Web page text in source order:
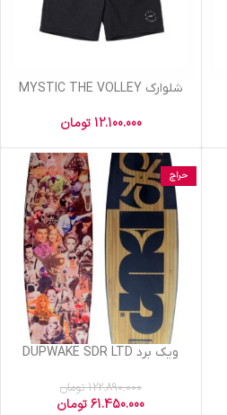
شلوارک MYSTIC THE VOLLEY
12.100.000 تومان
حراج
ویک برد DUPWAKE SDR LTD
122.890.000 تومان
61.450.000 تومان